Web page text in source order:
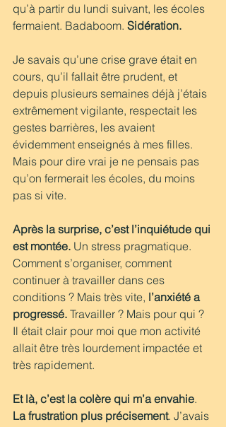
qu’à partir du lundi suivant, les écoles
fermaient. Badaboom. Sidération.
Je savais qu’une crise grave était en
cours, qu’il fallait être prudent, et
depuis plusieurs semaines déjà j’étais
extrêmement vigilante, respectait les
gestes barrières, les avaient
évidemment enseignés à mes filles.
Mais pour dire vrai je ne pensais pas
qu’on fermerait les écoles, du moins
pas si vite.
Après la surprise, c’est l’inquiétude qui
est montée. Un stress pragmatique.
Comment s’organiser, comment
continuer à travailler dans ces
conditions ? Mais très vite, l’anxiété a
progressé. Travailler ? Mais pour qui ?
Il était clair pour moi que mon activité
allait être très lourdement impactée et
très rapidement.
Et là, c’est la colère qui m’a envahie.
La frustration plus précisement. J’avais